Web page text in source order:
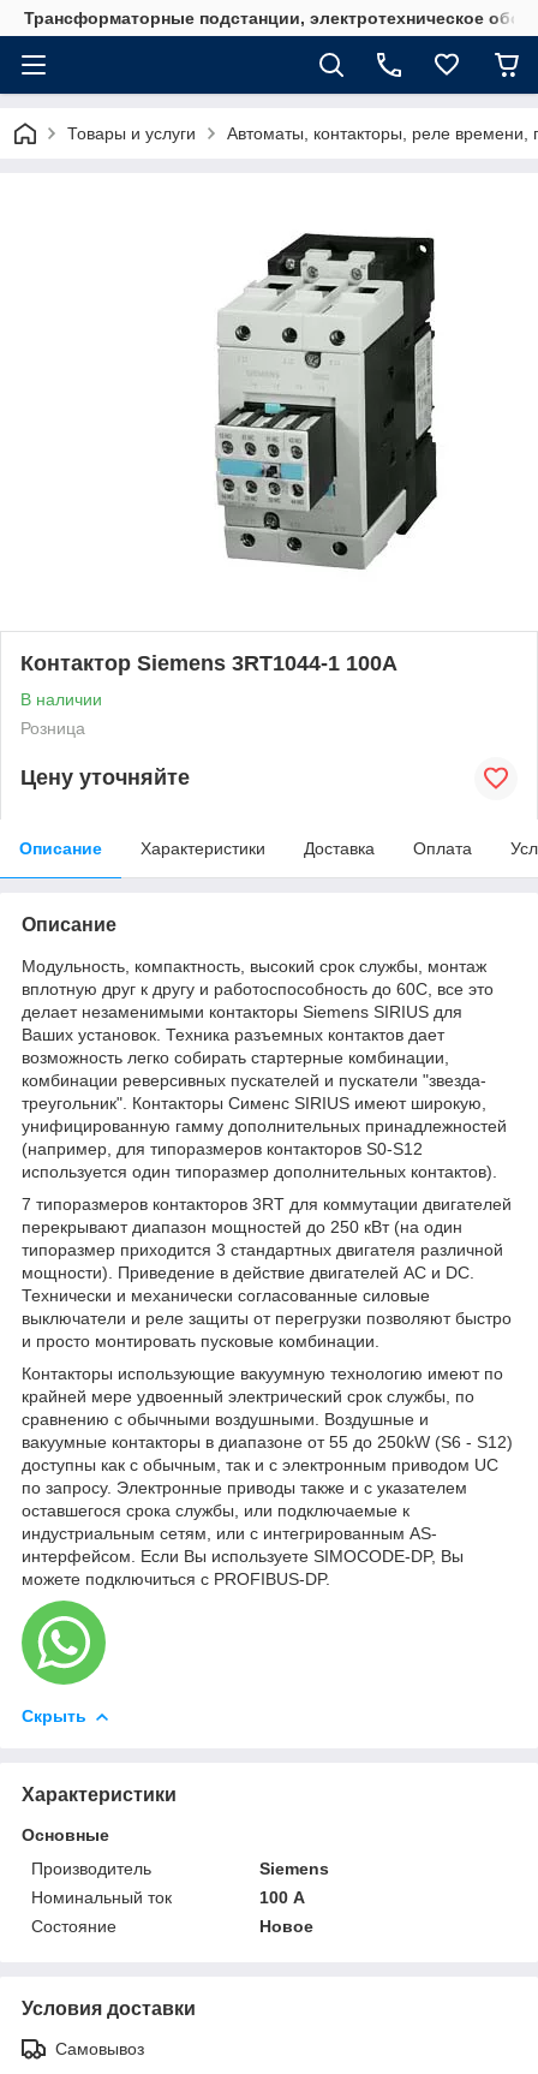
Трансформаторные подстанции, электротехническое
Товары и услуги Автоматы, контакторы, реле
Контактор Siemens 3RT1044-1 100A
В наличии
Розница
Цену уточняйте
Описание Характеристики Доставка Оплата
Описание
Модульность, компактность, высокий срок службы, монтаж
вплотную друг к другу и работоспособность до 60С, все это
делает незаменимыми контакторы Siemens SIRIUS для
Ваших установок. Техника разъемных контактов дает
возможность легко собирать стартерные комбинации,
комбинации реверсивных пускателей и пускатели "звезда-
треугольник". Контакторы Сименс SIRIUS имеют широкую,
унифицированную гамму дополнительных принадлежностей
(например, для типоразмеров контакторов S0-S12
используется один типоразмер дополнительных контактов).
7 типоразмеров контакторов 3RT для коммутации двигателей
перекрывают диапазон мощностей до 250 кВт (на один
типоразмер приходится 3 стандартных двигателя различной
мощности). Приведение в действие двигателей АС и DC.
Технически и механически согласованные силовые
выключатели и реле защиты от перегрузки позволяют быстро
и просто монтировать пусковые комбинации.
Контакторы использующие вакуумную технологию имеют по
крайней мере удвоенный электрический срок службы, по
сравнению с обычными воздушными. Воздушные и
вакуумные контакторы в диапазоне от 55 до 250kW (S6 - S12)
доступны как с обычным, так и с электронным приводом UC
по запросу. Электронные приводы также и с указателем
оставшегося срока службы, или подключаемые к
индустриальным сетям, или с интегрированным AS-
интерфейсом. Если Вы используете SIMOCODE-DP, Вы
можете подключиться с PROFIBUS-DP.
Скрыть
Характеристики
Основные
Производитель
Siemens
Номинальный ток
100 А
Состояние
Новое
Условия доставки
Самовывоз